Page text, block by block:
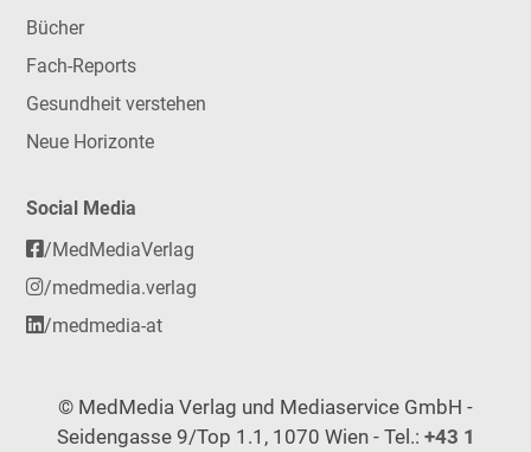
Bücher
Fach-Reports
Gesundheit verstehen
Neue Horizonte
Social Media
/MedMediaVerlag
/medmedia.verlag
/medmedia-at
© MedMedia Verlag und Mediaservice GmbH -
Seidengasse 9/Top 1.1, 1070 Wien - Tel.: +43 1